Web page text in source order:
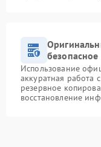
Использование
аккуратная работа
резервное
восстановление